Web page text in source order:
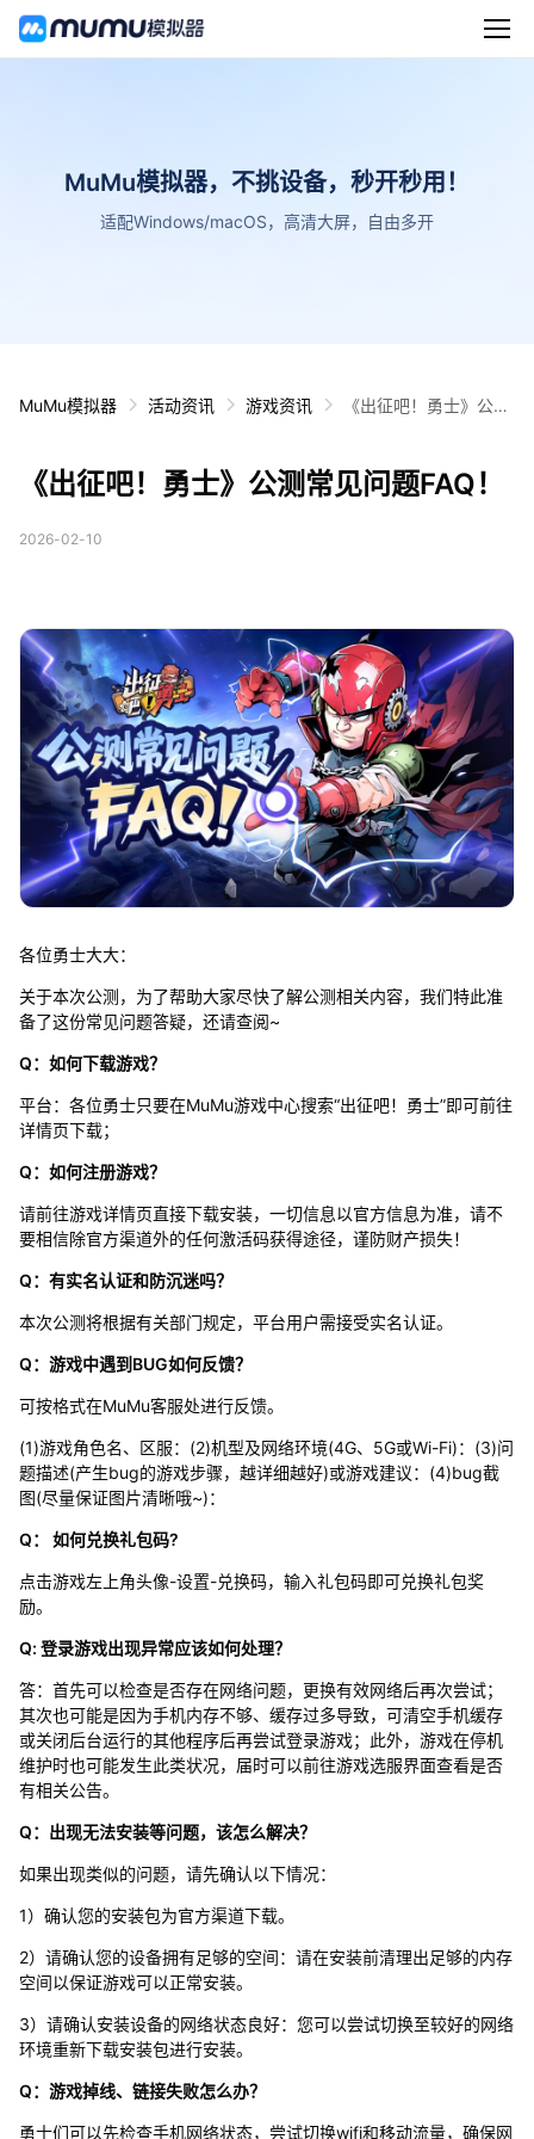
MuMu模拟器，不挑设备，秒开秒用！
适配Windows/macOS，高清大屏，自由多开
MuMu模拟器 活动资讯 游戏资讯
《出征吧！勇士》公测
《出征吧！勇士》公测常见问题FAQ！
2026-02-10
各位勇士大大：
关于本次公测，为了帮助大家尽快了解公测相关内容，我们特此准
备了这份常见问题答疑，还请查阅~
Q：如何下载游戏？
平台：各位勇士只要在MuMu游戏中心搜索“出征吧！勇士”即可前往
详情页下载；
Q：如何注册游戏？
请前往游戏详情页直接下载安装，一切信息以官方信息为准，请不
要相信除官方渠道外的任何激活码获得途径，谨防财产损失！
Q：有实名认证和防沉迷吗？
本次公测将根据有关部门规定，平台用户需接受实名认证。
Q：游戏中遇到BUG如何反馈？
可按格式在MuMu客服处进行反馈。
(1)游戏角色名、区服：(2)机型及网络环境(4G、5G或Wi-Fi)：(3)问
题描述(产生bug的游戏步骤，越详细越好)或游戏建议：(4)bug截
图(尽量保证图片清晰哦~)：
Q： 如何兑换礼包码?
点击游戏左上角头像-设置-兑换码，输入礼包码即可兑换礼包奖
励。
Q: 登录游戏出现异常应该如何处理？
答：首先可以检查是否存在网络问题，更换有效网络后再次尝试；
其次也可能是因为手机内存不够、缓存过多导致，可清空手机缓存
或关闭后台运行的其他程序后再尝试登录游戏；此外，游戏在停机
维护时也可能发生此类状况，届时可以前往游戏选服界面查看是否
有相关公告。
Q：出现无法安装等问题，该怎么解决？
如果出现类似的问题，请先确认以下情况：
1）确认您的安装包为官方渠道下载。
2）请确认您的设备拥有足够的空间：请在安装前清理出足够的内存
空间以保证游戏可以正常安装。
3）请确认安装设备的网络状态良好：您可以尝试切换至较好的网络
环境重新下载安装包进行安装。
Q：游戏掉线、链接失败怎么办？
勇士们可以先检查手机网络状态，尝试切换wifi和移动流量，确保网